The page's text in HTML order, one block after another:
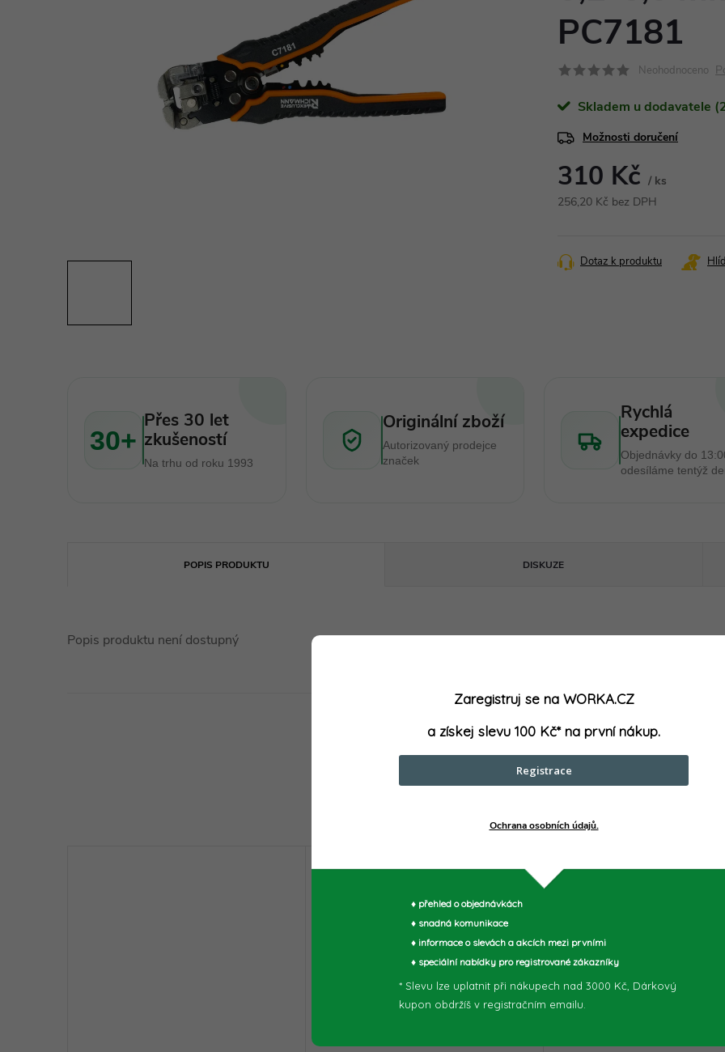
PC7181
Neohodnoceno
Skladem u dodavatele
Možnosti doručení
310 Kč / ks
256,20 Kč bez DPH
Dotaz k produktu
30+
Přes 30 let
zkušeností
Na trhu od roku 1993
Originální zboží
Autorizovaný prodejce
značek
Rychlá
expedice
Objednávky do
odesíláme tentýž
POPIS PRODUKTU DISKUZE
Popis produktu není dostupný
Zaregistruj se na WORKA.CZ
a získej slevu 100 Kč* na první nákup.
Registrace
Ochrana osobních údajů.
♦ přehled o objednávkách
♦ snadná komunikace
♦ informace o slevách a akcích mezi prvními
♦ speciální nabídky pro registrované zákazníky
* Slevu lze uplatnit při nákupech nad 3000 Kč, Dárkový
kupon obdržíš v registračním emailu.